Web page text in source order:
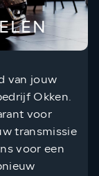
van jouw
Okken.
voor
transmissie
voor een